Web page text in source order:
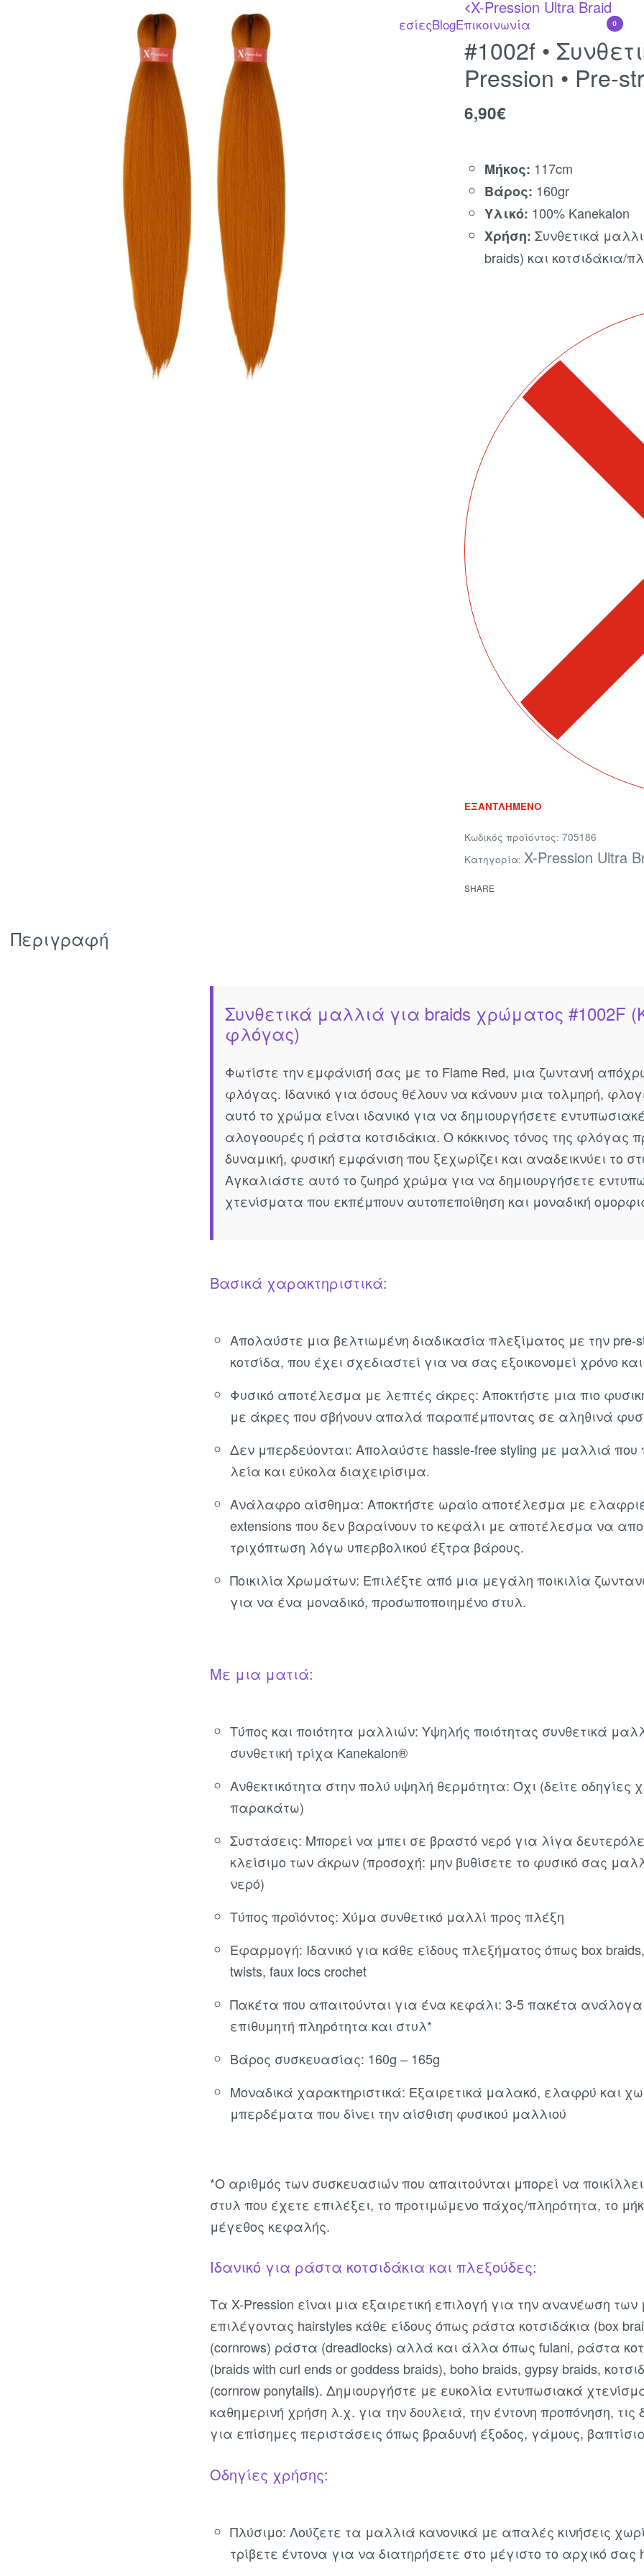
0
Protective hair extensionsΑξεσουάρ ΥπηρεσίεςBlogΕπικοινωνία
<X-Pression Ultra Braid
#1002f •
Pression • Pre-
6,90€
Μήκος: 117cm
Βάρος: 160gr
Υλικό: 100% Kanekalon
Χρήση: Συνθετικά
braids) και κοτσιδάκια/
ΕΞΑΝΤΛΗΜΈΝΟ
705186
Κατηγορία: X-Pression Ultra
SHARE
Περιγραφή
Συνθετικά μαλλιά για braids χρώματος #1002F
φλόγας)
Φωτίστε την εμφάνισή σας με το Flame Red, μια ζωντανή
φλόγας. Ιδανικό για όσους θέλουν να κάνουν μια τολμηρή,
αυτό το χρώμα είναι ιδανικό για να δημιουργήσετε
αλογοουρές ή ράστα κοτσιδάκια. Ο κόκκινος τόνος της φλόγας
δυναμική, φυσική εμφάνιση που ξεχωρίζει και αναδεικνύει το
Αγκαλιάστε αυτό το ζωηρό χρώμα για να δημιουργήσετε
χτενίσματα που εκπέμπουν αυτοπεποίθηση και μοναδική
Βασικά χαρακτηριστικά:
Απολαύστε μια βελτιωμένη διαδικασία πλεξίματος με την pre-
κοτσίδα, που έχει σχεδιαστεί για να σας εξοικονομεί χρόνο
Φυσικό αποτέλεσμα με λεπτές άκρες: Αποκτήστε μια πιο
με άκρες που σβήνουν απαλά παραπέμποντας σε αληθινά
Δεν μπερδεύονται: Απολαύστε hassle-free styling με μαλλιά
λεία και εύκολα διαχειρίσιμα.
Ανάλαφρο αίσθημα: Αποκτήστε ωραίο αποτέλεσμα με
extensions που δεν βαραίνουν το κεφάλι με αποτέλεσμα να
τριχόπτωση λόγω υπερβολικού έξτρα βάρους.
Ποικιλία Χρωμάτων: Επιλέξτε από μια μεγάλη ποικιλία
για να ένα μοναδικό, προσωποποιημένο στυλ.
Με μια ματιά:
Τύπος και ποιότητα μαλλιών: Υψηλής ποιότητας συνθετικά
συνθετική τρίχα Kanekalon®
Ανθεκτικότητα στην πολύ υψηλή θερμότητα: Όχι (δείτε οδηγίες
παρακάτω)
Συστάσεις: Μπορεί να μπει σε βραστό νερό για λίγα
κλείσιμο των άκρων (προσοχή: μην βυθίσετε το φυσικό σας
νερό)
Τύπος προϊόντος: Χύμα συνθετικό μαλλί προς πλέξη
Εφαρμογή: Ιδανικό για κάθε είδους πλεξήματος όπως box
twists, faux locs crochet
Πακέτα που απαιτούνται για ένα κεφάλι: 3-5 πακέτα
επιθυμητή πληρότητα και στυλ*
Βάρος συσκευασίας: 160g – 165g
Μοναδικά χαρακτηριστικά: Εξαιρετικά μαλακό, ελαφρύ και
μπερδέματα που δίνει την αίσθιση φυσικού μαλλιού
*Ο αριθμός των συσκευασιών που απαιτούνται μπορεί να
στυλ που έχετε επιλέξει, το προτιμώμενο πάχος/πληρότητα, το
μέγεθος κεφαλής.
Ιδανικό για ράστα κοτσιδάκια και πλεξούδες:
Τα X-Pression είναι μια εξαιρετική επιλογή για την ανανέωση
επιλέγοντας hairstyles κάθε είδους όπως ράστα κοτσιδάκια (box
(cornrows) ράστα (dreadlocks) αλλά και άλλα όπως fulani, ράστα
(braids with curl ends or goddess braids), boho braids, gypsy braids,
(cornrow ponytails). Δημιουργήστε με ευκολία εντυπωσιακά
καθημερινή χρήση λ.χ. για την δουλειά, την έντονη προπόνηση, τις
για επίσημες περιστάσεις όπως βραδυνή έξοδος, γάμους,
Οδηγίες χρήσης:
Πλύσιμο: Λούζετε τα μαλλιά κανονικά με απαλές κινήσεις
τρίβετε έντονα για να διατηρήσετε στο μέγιστο το αρχικό σας